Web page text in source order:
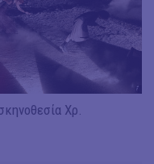
Χρ.